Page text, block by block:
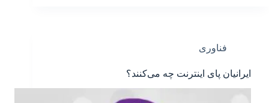
فناوری
ایرانیان پای اینترنت چه می‌کنند؟